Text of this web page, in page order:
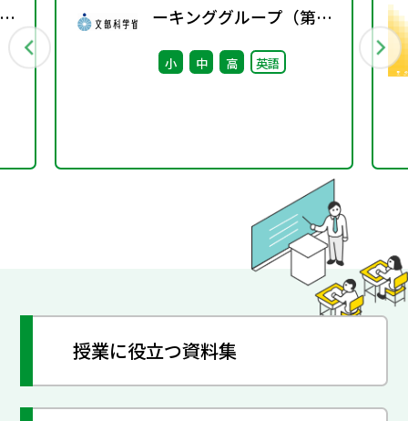
ーキンググループ（第10
回） 配付資料
小 中 高 英語
授業に役立つ資料集